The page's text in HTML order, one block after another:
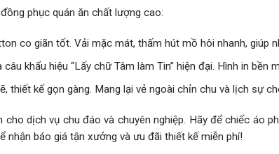
phục quán ăn chất lượng cao:
co giãn tốt. Vải mặc mát, thấm hút mồ hôi nhanh, giúp
khẩu hiệu “Lấy chữ Tâm làm Tin” hiện đại. Hình in bền
thiết kế gọn gàng. Mang lại vẻ ngoài chỉn chu và lịch sự
dịch vụ chu đáo và chuyên nghiệp. Hãy để chiếc áo
nhận báo giá tận xưởng và ưu đãi thiết kế miễn phí!